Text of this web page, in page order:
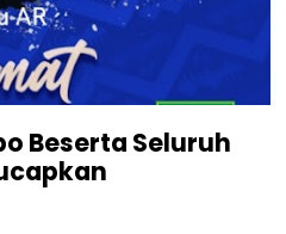
Beserta Seluruh